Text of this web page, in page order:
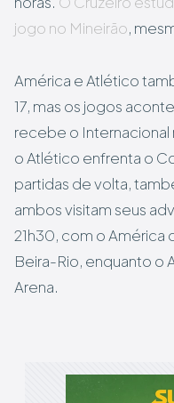
jogo no Mineirão,
América e Atlético
17, mas os jogos
recebe o
o Atlético enfrenta o
partidas de volta,
ambos visitam seus
21h30, com o América
Beira-Rio, enquanto o
Arena.